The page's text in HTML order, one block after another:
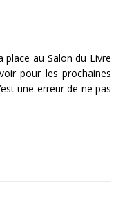
place au Salon du Livre
pour les prochaines
une erreur de ne pas